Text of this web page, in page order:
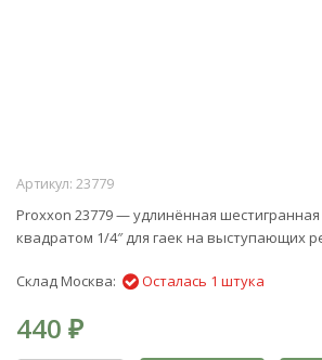
Артикул: 23779
Proxxon 23779 — удлинённая шестигранная
квадратом 1/4″ для гаек на выступающих
Склад Москва: Осталась 1 штука
440 ₽